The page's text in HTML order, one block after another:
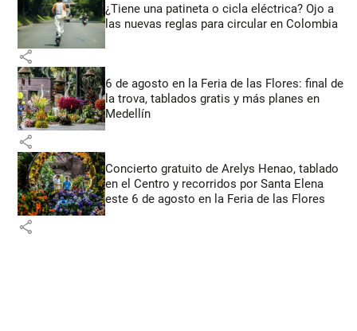
¿Tiene una patineta o cicla eléctrica? Ojo a
las nuevas reglas para circular en Colombia
share
6 de agosto en la Feria de las Flores: final de
la trova, tablados gratis y más planes en
Medellín
share
Concierto gratuito de Arelys Henao, tablado
en el Centro y recorridos por Santa Elena
este 6 de agosto en la Feria de las Flores
share